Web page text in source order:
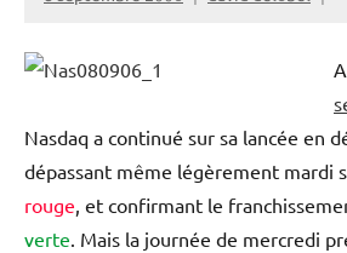
Nasdaq a continué sur sa lancée en
dépassant même légèrement mardi
rouge, et confirmant le
verte. Mais la journée de mercredi